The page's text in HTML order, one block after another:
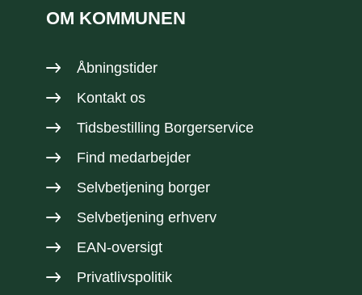
OM KOMMUNEN
Åbningstider
Kontakt os
Tidsbestilling Borgerservice
Find medarbejder
Selvbetjening borger
Selvbetjening erhverv
EAN-oversigt
Privatlivspolitik